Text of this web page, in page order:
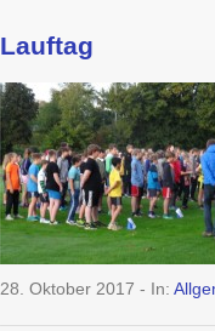
Lauftag
28. Oktober 2017 - In: